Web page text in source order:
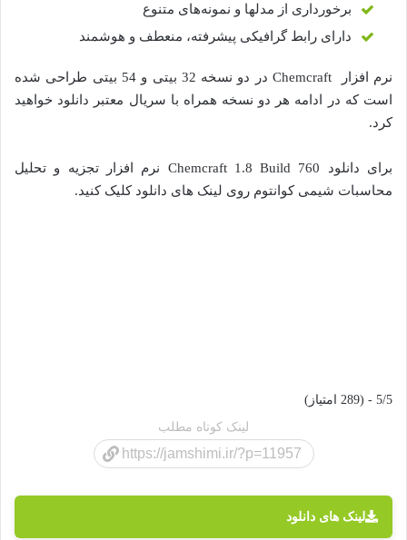
برخورداری از مدلها و نمونه‌های متنوع
دارای رابط گرافیکی پیشرفته، منعطف و هوشمند
نرم افزار Chemcraft در دو نسخه 32 بیتی و 54 بیتی طراحی شده
است که در ادامه هر دو نسخه همراه با سریال معتبر دانلود خواهید
کرد.
برای دانلود Chemcraft 1.8 Build 760 نرم افزار تجزیه و تحلیل
محاسبات شیمی کوانتوم روی لینک های دانلود کلیک کنید.
5/5 - (289 امتیاز)
لینک کوتاه مطلب
لینک های دانلود